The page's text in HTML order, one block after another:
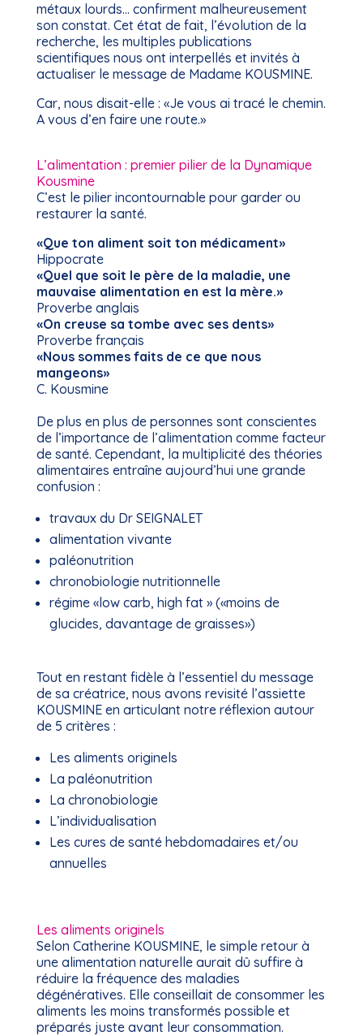
métaux lourds… confirment malheureusement
son constat. Cet état de fait, l’évolution de la
recherche, les multiples publications
scientifiques nous ont interpellés et invités à
actualiser le message de Madame KOUSMINE.
Car, nous disait-elle : «Je vous ai tracé le chemin.
A vous d’en faire une route.»
L’alimentation : premier pilier de la Dynamique
Kousmine
C’est le pilier incontournable pour garder ou
restaurer la santé.
«Que ton aliment soit ton médicament»
Hippocrate
«Quel que soit le père de la maladie, une
mauvaise alimentation en est la mère.»
Proverbe anglais
«On creuse sa tombe avec ses dents»
Proverbe français
«Nous sommes faits de ce que nous
mangeons»
C. Kousmine
De plus en plus de personnes sont conscientes
de l’importance de l’alimentation comme facteur
de santé. Cependant, la multiplicité des théories
alimentaires entraîne aujourd’hui une grande
confusion :
travaux du Dr SEIGNALET
alimentation vivante
paléonutrition
chronobiologie nutritionnelle
régime «low carb, high fat » («moins de
glucides, davantage de graisses»)
Tout en restant fidèle à l’essentiel du message
de sa créatrice, nous avons revisité l’assiette
KOUSMINE en articulant notre réflexion autour
de 5 critères :
Les aliments originels
La paléonutrition
La chronobiologie
L’individualisation
Les cures de santé hebdomadaires et/ou
annuelles
Les aliments originels
Selon Catherine KOUSMINE, le simple retour à
une alimentation naturelle aurait dû suffire à
réduire la fréquence des maladies
dégénératives. Elle conseillait de consommer les
aliments les moins transformés possible et
préparés juste avant leur consommation.